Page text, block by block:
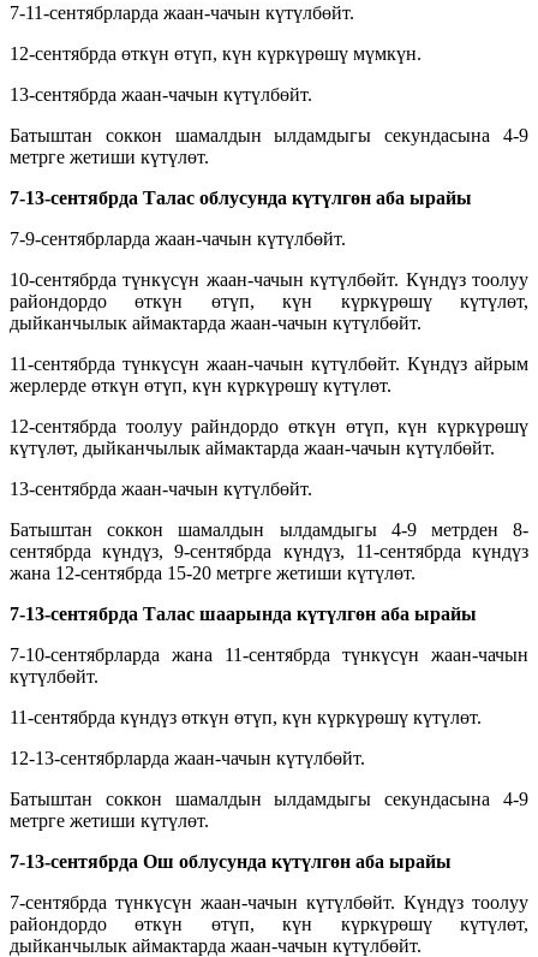
7-11-сентябрларда жаан-чачын күтүлбөйт.
12-сентябрда өткүн өтүп, күн күркүрөшү мүмкүн.
13-сентябрда жаан-чачын күтүлбөйт.
Батыштан соккон шамалдын ылдамдыгы секундасына 4-9
метрге жетиши күтүлөт.
7-13-сентябрда Талас облусунда күтүлгөн аба ырайы
7-9-сентябрларда жаан-чачын күтүлбөйт.
10-сентябрда түнкүсүн жаан-чачын күтүлбөйт. Күндүз тоолуу
райондордо өткүн өтүп, күн күркүрөшү күтүлөт,
дыйканчылык аймактарда жаан-чачын күтүлбөйт.
11-сентябрда түнкүсүн жаан-чачын күтүлбөйт. Күндүз айрым
жерлерде өткүн өтүп, күн күркүрөшү күтүлөт.
12-сентябрда тоолуу райндордо өткүн өтүп, күн күркүрөшү
күтүлөт, дыйканчылык аймактарда жаан-чачын күтүлбөйт.
13-сентябрда жаан-чачын күтүлбөйт.
Батыштан соккон шамалдын ылдамдыгы 4-9 метрден 8-
сентябрда күндүз, 9-сентябрда күндүз, 11-сентябрда күндүз
жана 12-сентябрда 15-20 метрге жетиши күтүлөт.
7-13-сентябрда Талас шаарында күтүлгөн аба ырайы
7-10-сентябрларда жана 11-сентябрда түнкүсүн жаан-чачын
күтүлбөйт.
11-сентябрда күндүз өткүн өтүп, күн күркүрөшү күтүлөт.
12-13-сентябрларда жаан-чачын күтүлбөйт.
Батыштан соккон шамалдын ылдамдыгы секундасына 4-9
метрге жетиши күтүлөт.
7-13-сентябрда Ош облусунда күтүлгөн аба ырайы
7-сентябрда түнкүсүн жаан-чачын күтүлбөйт. Күндүз тоолуу
райондордо өткүн өтүп, күн күркүрөшү күтүлөт,
дыйканчылык аймактарда жаан-чачын күтүлбөйт.